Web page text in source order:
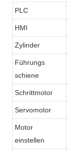
PLC
HMI
Zylinder
Führungs
schiene
Schrittmotor
Servomotor
Motor
einstellen